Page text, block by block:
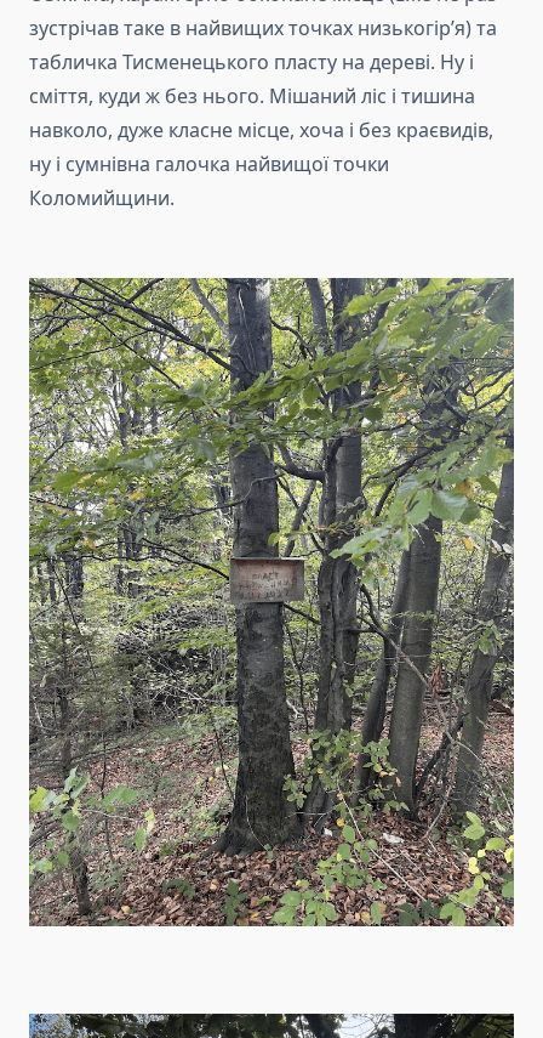
зустрічав таке в найвищих точках низькогір’я) та
табличка Тисменецького пласту на дереві. Ну і
сміття, куди ж без нього. Мішаний ліс і тишина
навколо, дуже класне місце, хоча і без краєвидів,
ну і сумнівна галочка найвищої точки
Коломийщини.